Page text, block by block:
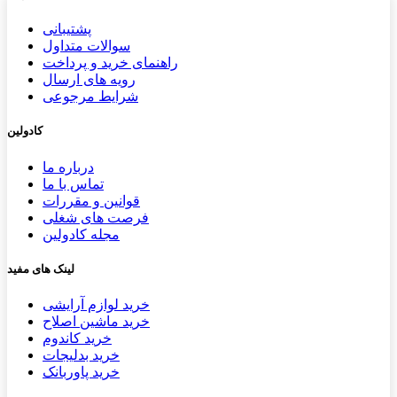
پشتیب​​انی
سوالات متداول
راهنمای خرید و پرداخت
رویه های ارسال
شرایط مرجوعی
کادولین
درباره ما
تماس با ما
قوانین و مقررات
فرصت های شغلی
مجله کادولین
لینک های مفید
خرید لوازم آرایشی
خرید ماشین اصلاح
خرید کاندوم
خرید بدلیجات
خرید پاوربانک